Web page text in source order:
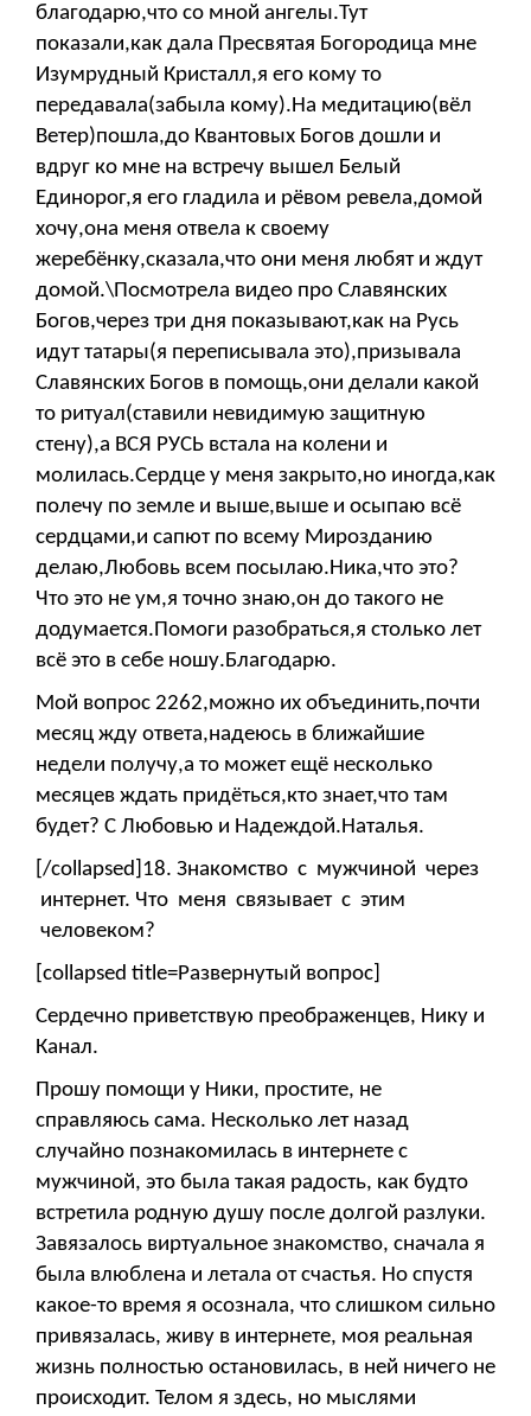
благодарю,что со мной ангелы.Тут
показали,как дала Пресвятая Богородица мне
Изумрудный Кристалл,я его кому то
передавала(забыла кому).На медитацию(вёл
Ветер)пошла,до Квантовых Богов дошли и
вдруг ко мне на встречу вышел Белый
Единорог,я его гладила и рёвом ревела,домой
хочу,она меня отвела к своему
жеребёнку,сказала,что они меня любят и ждут
домой.\Посмотрела видео про Славянских
Богов,через три дня показывают,как на Русь
идут татары(я переписывала это),призывала
Славянских Богов в помощь,они делали какой
то ритуал(ставили невидимую защитную
стену),а ВСЯ РУСЬ встала на колени и
молилась.Сердце у меня закрыто,но иногда,как
полечу по земле и выше,выше и осыпаю всё
сердцами,и сапют по всему Мирозданию
делаю,Любовь всем посылаю.Ника,что это?
Что это не ум,я точно знаю,он до такого не
додумается.Помоги разобраться,я столько лет
всё это в себе ношу.Благодарю.
Мой вопрос 2262,можно их объединить,почти
месяц жду ответа,надеюсь в ближайшие
недели получу,а то может ещё несколько
месяцев ждать придёться,кто знает,что там
будет? С Любовью и Надеждой.Наталья.
[/collapsed]18. Знакомство с мужчиной через
интернет. Что меня связывает с этим
человеком?
[collapsed title=Развернутый вопрос]
Сердечно приветствую преображенцев, Нику и
Канал.
Прошу помощи у Ники, простите, не
справляюсь сама. Несколько лет назад
случайно познакомилась в интернете с
мужчиной, это была такая радость, как будто
встретила родную душу после долгой разлуки.
Завязалось виртуальное знакомство, сначала я
была влюблена и летала от счастья. Но спустя
какое-то время я осознала, что слишком сильно
привязалась, живу в интернете, моя реальная
жизнь полностью остановилась, в ней ничего не
происходит. Телом я здесь, но мыслями